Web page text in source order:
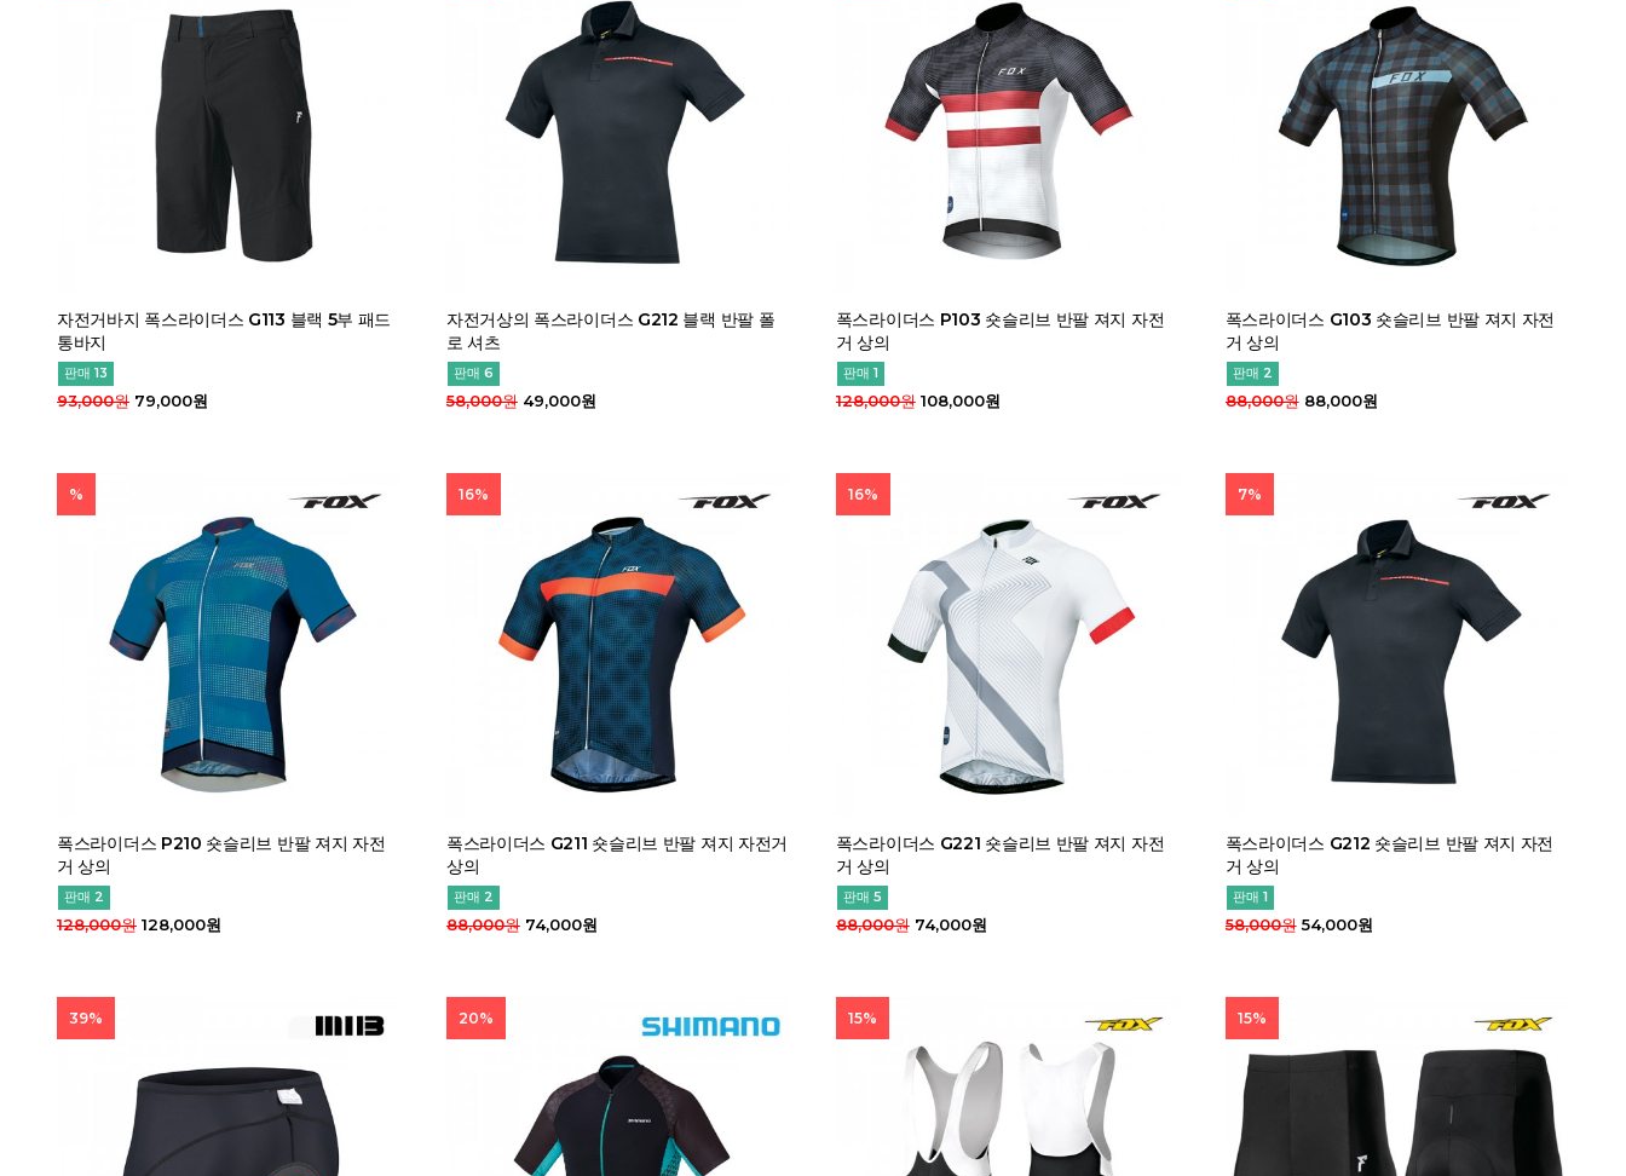
자전거바지 폭스라이더스 G113 블랙 5부 패드
통바지
판매 13
93,000원 79,000원
자전거상의 폭스라이더스 G212 블랙 반팔 폴
로 셔츠
판매 6
58,000원49,000원
폭스라이더스 P103 숏슬리브 반팔 져지 자전
거 상의
판매 1
128,000원108,000원
폭스라이더스 G103 숏슬리브 반팔 져지 자전
거 상의
판매 2
88,000원88,000원
폭스라이더스 P210 숏슬리브 반팔 져지 자전
거 상의
판매 2
%
128,000원 128,000원
폭스라이더스 G211 숏슬리브 반팔 져지 자전거
상의
판매 2
16%
88,000원74,000원
폭스라이더스 G221 숏슬리브 반팔 져지 자전
거 상의
판매 5
16%
88,000원74,000원
폭스라이더스 G212 숏슬리브 반팔 져지 자전
거 상의
판매 1
7%
58,000원54,000원
39% 20% 15% 15%